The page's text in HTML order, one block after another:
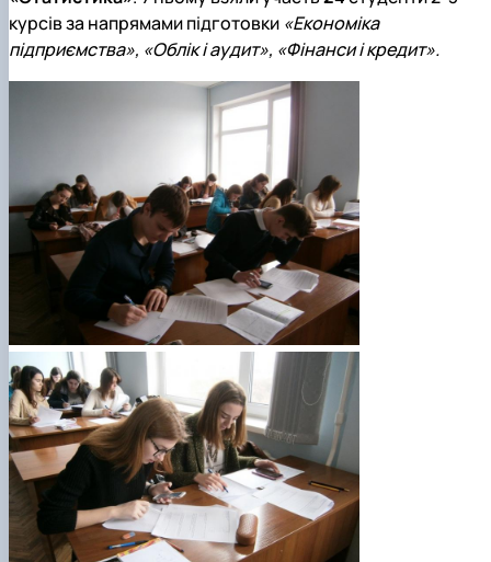
курсів за напрямами підготовки «Економіка
підприємства», «Облік і аудит», «Фінанси і кредит».